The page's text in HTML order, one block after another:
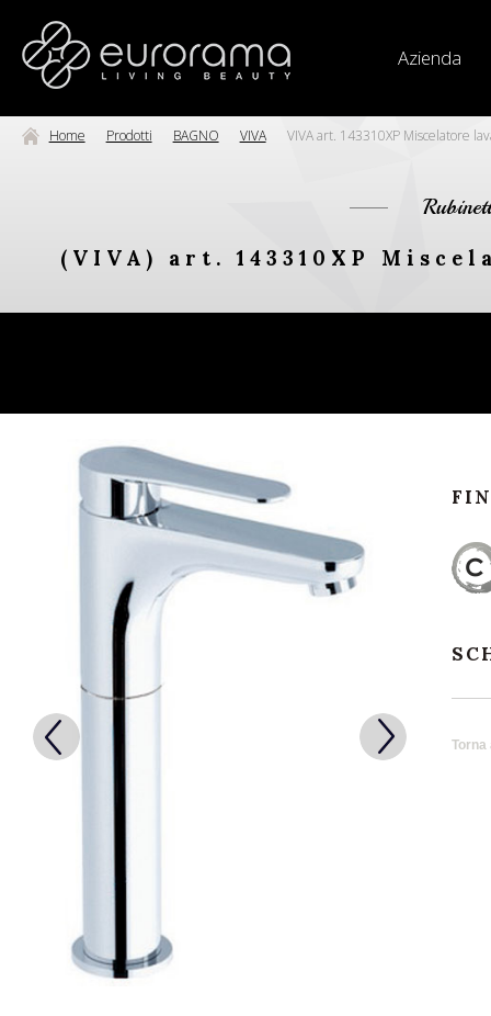
Azienda
Home Prodotti BAGNO VIVA VIVA art. 143310XP Miscelatore
(VIVA) art. 143310XP
Torna